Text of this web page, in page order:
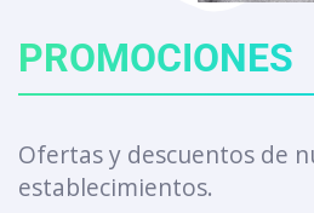
PROMOCIONES
Ofertas y descuentos de
establecimientos.